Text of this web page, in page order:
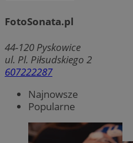
FotoSonata.pl
44-120 Pyskowice
ul. Pl. Piłsudskiego 2
607222287
Najnowsze
Popularne